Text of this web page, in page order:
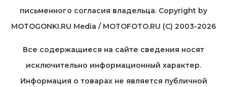
письменного согласия владельца. Copyright by
MOTOGONKI.RU Media / MOTOFOTO.RU (C) 2003-2026
Все содержащиеся на cайте сведения носят
исключительно информационный характер.
Информация о товарах не является публичной